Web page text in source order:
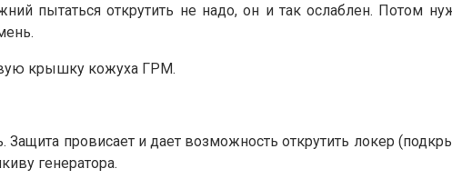
пытаться открутить не надо, он и так ослаблен. Потом
крышку кожуха ГРМ.
Защита провисает и дает возможность открутить локер
генератора.